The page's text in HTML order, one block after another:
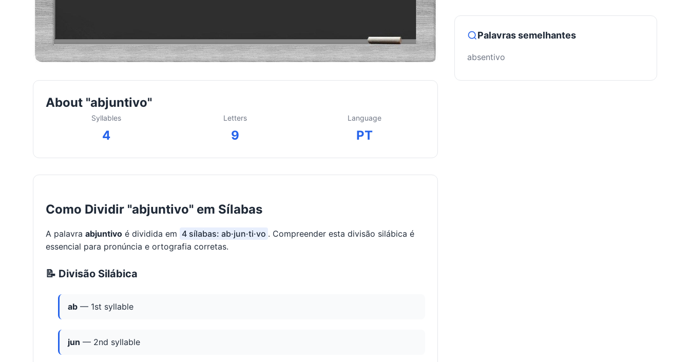
About "abjuntivo"
Syllables
4
Letters
9
Language
PT
Como Dividir "abjuntivo" em Sílabas
A palavra abjuntivo é dividida em 4 sílabas: ab·jun·ti·vo . Compreender esta divisão silábica é
essencial para pronúncia e ortografia corretas.
📝 Divisão Silábica
ab — 1st syllable
jun — 2nd syllable
Palavras semelhantes
absentivo